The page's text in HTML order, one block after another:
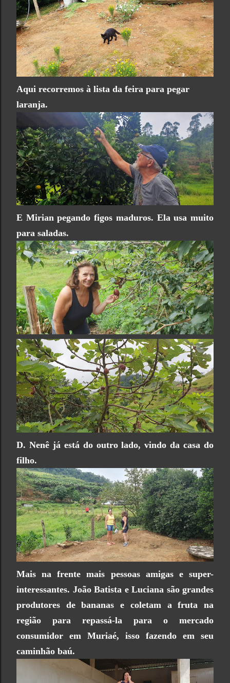
Aqui recorremos à lista da feira para pegar
laranja.
E Mirian pegando figos maduros. Ela usa muito
para saladas.
D. Nenê já está do outro lado, vindo da casa do
filho.
Mais na frente mais pessoas amigas e super-
interessantes. João Batista e Luciana são grandes
produtores de bananas e coletam a fruta na
região para repassá-la para o mercado
consumidor em Muriaé, isso fazendo em seu
caminhão baú.